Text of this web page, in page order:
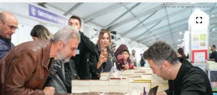
Haber Arşivi